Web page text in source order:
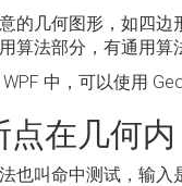
的几何图形，如四边
算法部分，有通用算
中，可以使用
点在几何内
也叫命中测试，输入